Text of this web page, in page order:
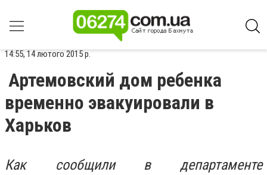
14:55, 14 лютого 2015 р.
Артемовский дом ребенка
временно эвакуировали в
Харьков
Как сообщили в департаменте